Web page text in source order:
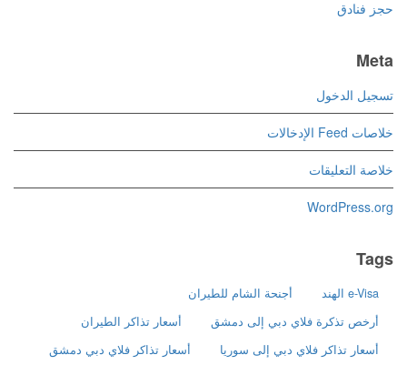
حجز فنادق
Meta
تسجيل الدخول
خلاصات Feed الإدخالات
خلاصة التعليقات
WordPress.org
Tags
e-Visa الهند
أجنحة الشام للطيران
أرخص تذكرة فلاي دبي إلى دمشق
أسعار تذاكر الطيران
أسعار تذاكر فلاي دبي إلى سوريا
أسعار تذاكر فلاي دبي دمشق